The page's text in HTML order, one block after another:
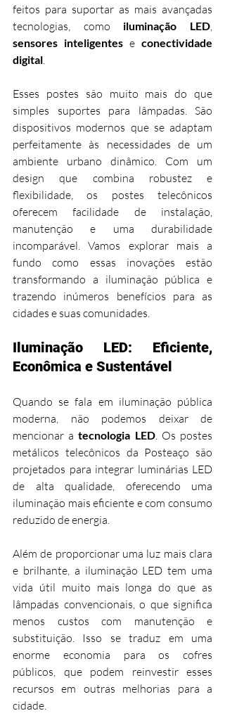
feitos para suportar as mais avançadas
tecnologias, como iluminação LED
sensores inteligentes e conectividade
digital
Esses postes são muito mais do que
simples suportes para lâmpadas. São
dispositivos modernos que se adaptam
perfeitamente às necessidades de um
ambiente urbano dinâmico. Com um
design que combina robustez e
flexibilidade, os postes telecônicos
oferecem facilidade de instalação,
manutenção e uma durabilidade
incomparável. Vamos explorar mais a
fundo como essas inovações estão
transformando a iluminação pública e
trazendo inúmeros benefícios para as
cidades e suas comunidades.
Iluminação LED: Eficiente,
Econômica e Sustentável
Quando se fala em iluminação pública
moderna, não podemos deixar de
mencionar a tecnologia LED. Os postes
metálicos telecônicos da Posteaço são
projetados para integrar luminárias LED
de alta qualidade, oferecendo uma
iluminação mais eficiente e com consumo
reduzido de energia.
Além de proporcionar uma luz mais clara
e brilhante, a iluminação LED tem uma
vida útil muito mais longa do que as
lâmpadas convencionais, o que significa
menos custos com manutenção e
substituição. Isso se traduz em uma
enorme economia para os cofres
públicos, que podem reinvestir esses
recursos em outras melhorias para a
cidade.